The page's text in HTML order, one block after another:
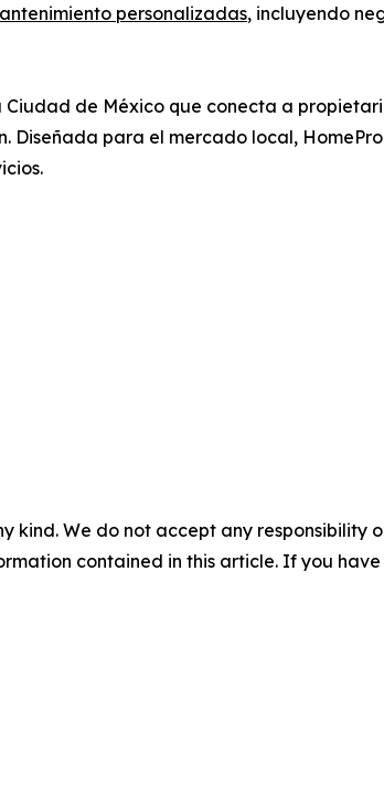
personalizadas, incluyendo
de México que conecta a
para el mercado local,
kind. We do not accept any
contained in this article. If you